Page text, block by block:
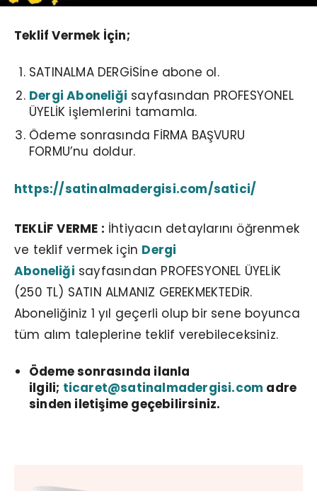
Teklif Vermek İçin;
SATINALMA DERGİSİne abone ol.
Dergi Aboneliği sayfasından PROFESYONEL
ÜYELİK işlemlerini tamamla.
Ödeme sonrasında FİRMA BAŞVURU
FORMU’nu doldur.
https://satinalmadergisi.com/satici/
TEKLİF VERME : İhtiyacın detaylarını öğrenmek
ve teklif vermek için Dergi
Aboneliği sayfasından PROFESYONEL ÜYELİK
(250 TL) SATIN ALMANIZ GEREKMEKTEDİR.
Aboneliğiniz 1 yıl geçerli olup bir sene boyunca
tüm alım taleplerine teklif verebileceksiniz.
Ödeme sonrasında ilanla
ilgili; ticaret@satinalmadergisi.com adre
sinden iletişime geçebilirsiniz.